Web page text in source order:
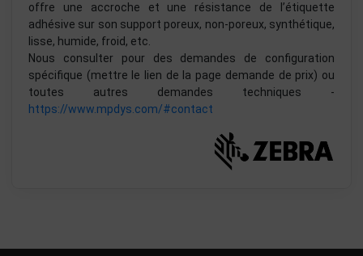
offre une accroche et une résistance de l’étiquette
adhésive sur son support poreux, non-poreux, synthétique,
lisse, humide, froid, etc.
Nous consulter pour des demandes de configuration
spécifique (mettre le lien de la page demande de prix) ou
toutes autres demandes techniques -
https://www.mpdys.com/#contact